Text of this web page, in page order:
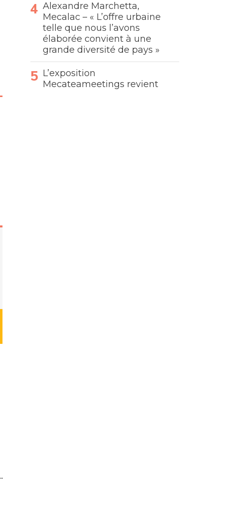
Alexandre Marchetta,
Mecalac – « L’offre urbaine
telle que nous l’avons
élaborée convient à une
grande diversité de pays »
L’exposition
Mecateameetings revient